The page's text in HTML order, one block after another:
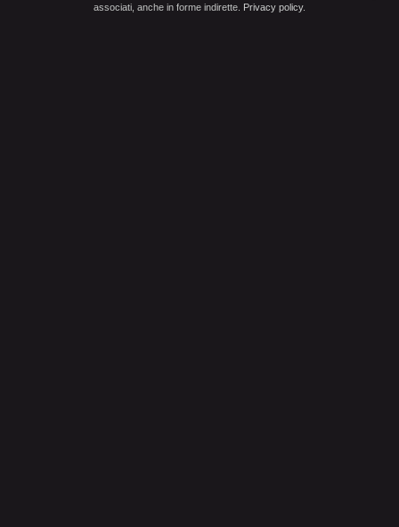
associati, anche in forme indirette. Privacy policy.